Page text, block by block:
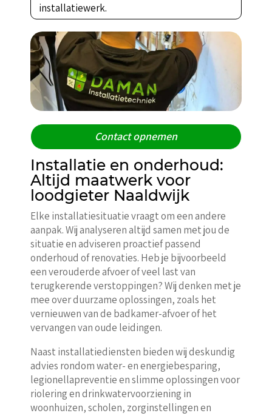
installatiewerk.
Contact opnemen
Installatie en onderhoud:
Altijd maatwerk voor
loodgieter Naaldwijk
Elke installatiesituatie vraagt om een andere
aanpak. Wij analyseren altijd samen met jou de
situatie en adviseren proactief passend
onderhoud of renovaties. Heb je bijvoorbeeld
een verouderde afvoer of veel last van
terugkerende verstoppingen? Wij denken met je
mee over duurzame oplossingen, zoals het
vernieuwen van de badkamer-afvoer of het
vervangen van oude leidingen.
Naast installatiediensten bieden wij deskundig
advies rondom water- en energiebesparing,
legionellapreventie en slimme oplossingen voor
riolering en drinkwatervoorziening in
woonhuizen, scholen, zorginstellingen en